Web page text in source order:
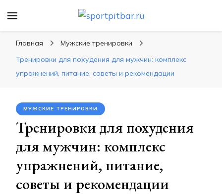
спортивных упражнения, правильные
диеты, программы тренировок
Главная
Мужские тренировки
Тренировки для похудения для мужчин: комплекс
упражнений, питание, советы и рекомендации
МУЖСКИЕ ТРЕНИРОВКИ
Тренировки для похудения
для мужчин: комплекс
упражнений, питание,
советы и рекомендации